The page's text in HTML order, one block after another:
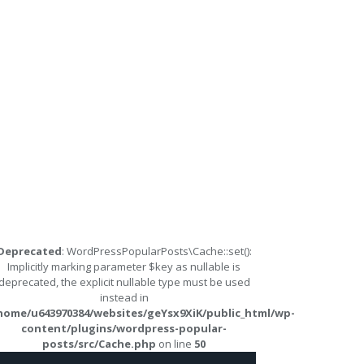
: WordPressPopularPosts\Cache::set():
Implicitly marking parameter $key as nullable is
the explicit nullable type must be used
instead in
u643970384/websites/geYsx9XiK/public_html/wp-
content/plugins/wordpress-popular-
posts/src/Cache.php on line 50